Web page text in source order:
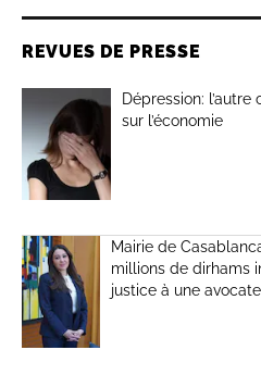
REVUES DE PRESSE
Dépression:
sur l’économie
Mairie de
millions de dirhams
justice à une avocate